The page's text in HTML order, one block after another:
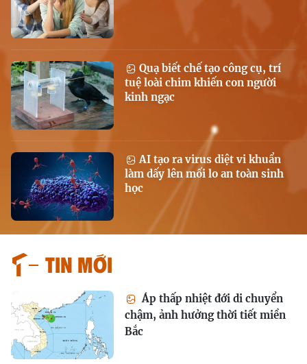
Quạ biết chế tạo công cụ, trí
tuệ loài chim khiến con người
kinh ngạc
AI tạo ra virus diệt vi khuẩn
làm dấy lên mối lo an toàn sinh
học
Tin mới
Áp thấp nhiệt đới di chuyển
chậm, ảnh hưởng thời tiết miền
Bắc